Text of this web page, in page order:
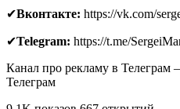
✔Вконтакте: https://vk.com/
✔Telegram: https://t.me/
Канал про рекламу в Телеграм
Телеграм